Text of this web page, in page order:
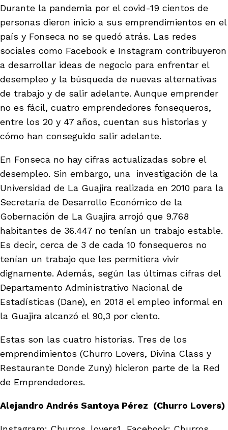
Durante la pandemia por el covid-19 cientos de
personas dieron inicio a sus emprendimientos en el
país y Fonseca no se quedó atrás. Las redes
sociales como Facebook e Instagram contribuyeron
a desarrollar ideas de negocio para enfrentar el
desempleo y la búsqueda de nuevas alternativas
de trabajo y de salir adelante. Aunque emprender
no es fácil, cuatro emprendedores fonsequeros,
entre los 20 y 47 años, cuentan sus historias y
cómo han conseguido salir adelante.
En Fonseca no hay cifras actualizadas sobre el
desempleo. Sin embargo, una investigación de la
Universidad de La Guajira realizada en 2010 para la
Secretaría de Desarrollo Económico de la
Gobernación de La Guajira arrojó que 9.768
habitantes de 36.447 no tenían un trabajo estable.
Es decir, cerca de 3 de cada 10 fonsequeros no
tenían un trabajo que les permitiera vivir
dignamente. Además, según las últimas cifras del
Departamento Administrativo Nacional de
Estadísticas (Dane), en 2018 el empleo informal en
la Guajira alcanzó el 90,3 por ciento.
Estas son las cuatro historias. Tres de los
emprendimientos (Churro Lovers, Divina Class y
Restaurante Donde Zuny) hicieron parte de la Red
de Emprendedores.
Alejandro Andrés Santoya Pérez (Churro Lovers)